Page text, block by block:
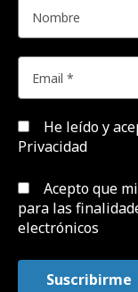
He leído y
Privacidad
Acepto que
para las
electrónicos